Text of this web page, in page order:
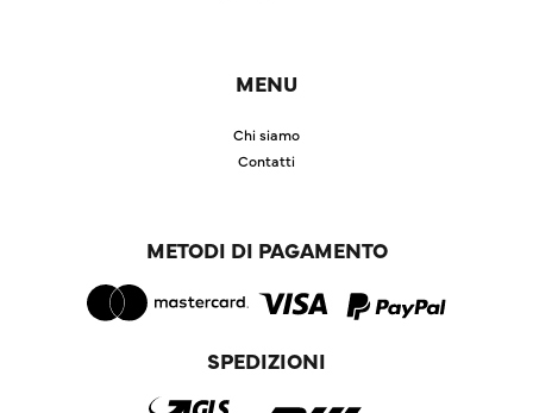
MENU
Chi siamo
Contatti
METODI DI PAGAMENTO
SPEDIZIONI